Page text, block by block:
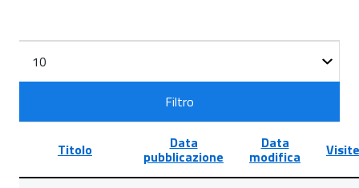
Filtri
Filtro
Titolo Data
pubblicazione
Data
modifica Visite